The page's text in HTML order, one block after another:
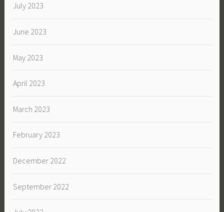
July 2023
June 2023
May 2023
April 2023
March 2023
February 2023
December 2022
September 2022